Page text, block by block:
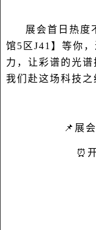
展会首日热度
馆5区J41】等你
力，让彩谱的光
我们赴这场科技之
📌展
⏰